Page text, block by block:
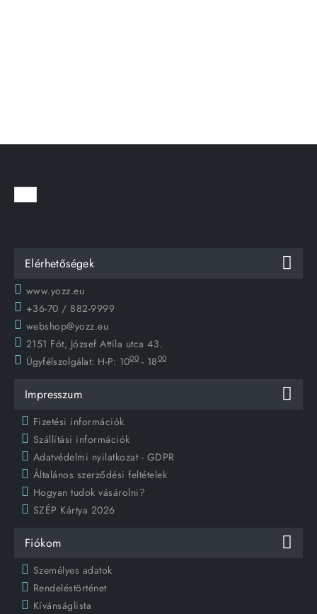
Elérhetőségek
www.yozz.eu
+36-70 / 882-9999
webshop@yozz.eu
2151 Fót, József Attila utca 43.
Ügyfélszolgálat: H-P: 1000 - 1800
Impresszum
Fizetési információk
Szállítási információk
Adatvédelmi nyilatkozat - GDPR
Általános szerződési feltételek
Hogyan tudok vásárolni?
SZÉP Kártya 2026
Fiókom
Személyes adatok
Rendeléstörténet
Kívánságlista